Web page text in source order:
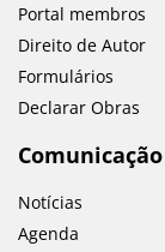
Portal membros
Direito de Autor
Formulários
Declarar Obras
Comunicação
Notícias
Agenda